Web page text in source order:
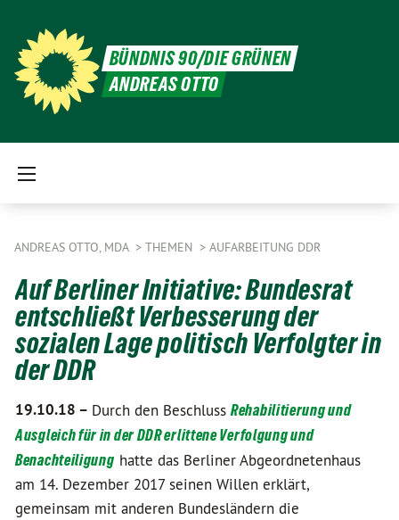
BÜNDNIS 90/DIE GRÜNEN
ANDREAS OTTO
ANDREAS OTTO, MDA THEMEN AUFARBEITUNG DDR
Auf Berliner Initiative: Bundesrat
entschließt Verbesserung der
sozialen Lage politisch Verfolgter in
der DDR
19.10.18 – Durch den BeschlussRehabilitierung und
Ausgleich für in der DDR erlittene Verfolgung und
Benachteiligung hatte das Berliner Abgeordnetenhaus
am 14. Dezember 2017 seinen Willen erklärt,
gemeinsam mit anderen Bundesländern die